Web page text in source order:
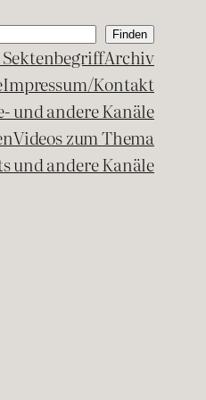
Finden
Archiv
Impressum/Kontakt
und andere Kanäle
Videos zum Thema
und andere Kanäle